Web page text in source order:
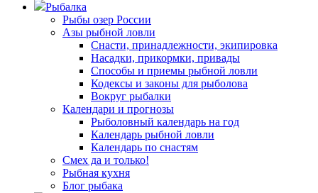
Рыбалка
Рыбы озер России
Азы рыбной ловли
Снасти, принадлежности, экипировка
Насадки, прикормки, привады
Способы и приемы рыбной ловли
Кодексы и законы для рыболова
Вокруг рыбалки
Календари и прогнозы
Рыболовный календарь на год
Календарь рыбной ловли
Календарь по снастям
Смех да и только!
Рыбная кухня
Блог рыбака